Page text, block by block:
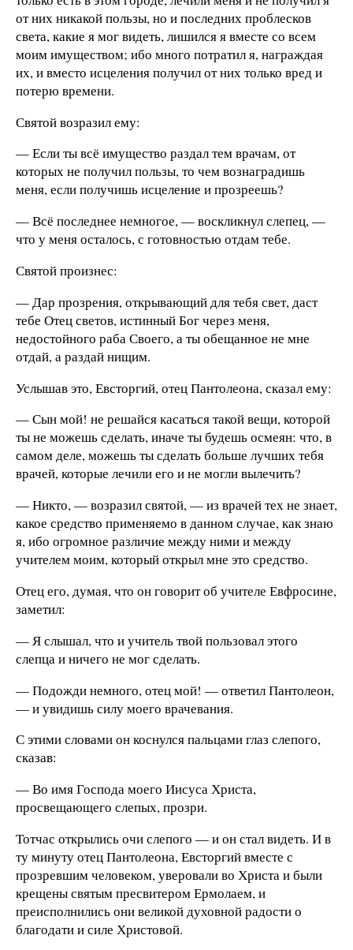
от них никакой пользы, но и последних проблесков
света, какие я мог видеть, лишился я вместе со всем
моим имуществом; ибо много потратил я, награждая
их, и вместо исцеления получил от них только вред и
потерю времени.
Святой возразил ему:
— Если ты всё имущество раздал тем врачам, от
которых не получил пользы, то чем вознаградишь
меня, если получишь исцеление и прозреешь?
— Всё последнее немногое, — воскликнул слепец, —
что у меня осталось, с готовностью отдам тебе.
Святой произнес:
— Дар прозрения, открывающий для тебя свет, даст
тебе Отец светов, истинный Бог через меня,
недостойного раба Своего, а ты обещанное не мне
отдай, а раздай нищим.
Услышав это, Евсторгий, отец Пантолеона, сказал ему:
— Сын мой! не решайся касаться такой вещи, которой
ты не можешь сделать, иначе ты будешь осмеян: что, в
самом деле, можешь ты сделать больше лучших тебя
врачей, которые лечили его и не могли вылечить?
— Никто, — возразил святой, — из врачей тех не знает,
какое средство применяемо в данном случае, как знаю
я, ибо огромное различие между ними и между
учителем моим, который открыл мне это средство.
Отец его, думая, что он говорит об учителе Евфросине,
заметил:
— Я слышал, что и учитель твой пользовал этого
слепца и ничего не мог сделать.
— Подожди немного, отец мой! — ответил Пантолеон,
— и увидишь силу моего врачевания.
С этими словами он коснулся пальцами глаз слепого,
сказав:
— Во имя Господа моего Иисуса Христа,
просвещающего слепых, прозри.
Тотчас открылись очи слепого — и он стал видеть. И в
ту минуту отец Пантолеона, Евсторгий вместе с
прозревшим человеком, уверовали во Христа и были
крещены святым пресвитером Ермолаем, и
преисполнились они великой духовной радости о
благодати и силе Христовой.